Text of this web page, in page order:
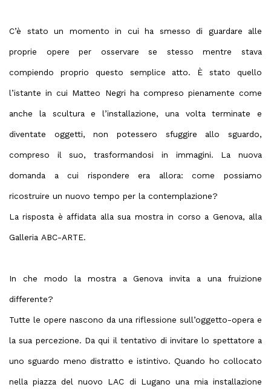
C’è stato un momento in cui ha smesso di guardare alle
proprie opere per osservare se stesso mentre stava
compiendo proprio questo semplice atto. È stato quello
l’istante in cui Matteo Negri ha compreso pienamente come
anche la scultura e l’installazione, una volta terminate e
diventate oggetti, non potessero sfuggire allo sguardo,
compreso il suo, trasformandosi in immagini. La nuova
domanda a cui rispondere era allora: come possiamo
ricostruire un nuovo tempo per la contemplazione?
La risposta è affidata alla sua mostra in corso a Genova, alla
Galleria ABC-ARTE.
In che modo la mostra a Genova invita a una fruizione
differente?
Tutte le opere nascono da una riflessione sull’oggetto-opera e
la sua percezione. Da qui il tentativo di invitare lo spettatore a
uno sguardo meno distratto e istintivo. Quando ho collocato
nella piazza del nuovo LAC di Lugano una mia installazione